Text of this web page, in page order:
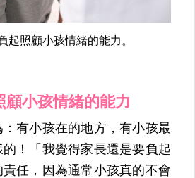
起照顧小孩情緒的能力。
顧小孩情緒的能力
有小孩在的地方，有小孩最
！「我覺得家長還是要負起
任，因為通常小孩真的不會